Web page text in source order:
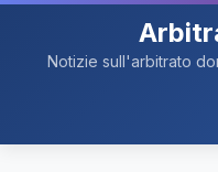
Notizie sull'arbitrato